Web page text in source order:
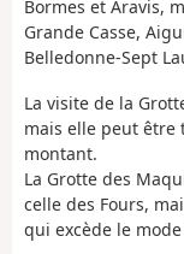
Bormes et Aravis,
Grande Casse,
Belledonne-Sept
La visite de la
mais elle peut être
montant.
La Grotte des
celle des Fours,
qui excède le